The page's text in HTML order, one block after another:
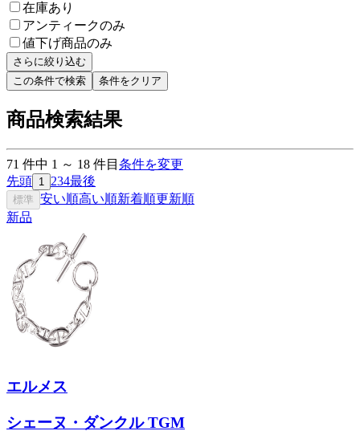
在庫あり
アンティークのみ
値下げ商品のみ
さらに絞り込む
この条件で検索
条件をクリア
商品検索結果
71 件中 1 ～ 18 件目 条件を変更
先頭 1 234最後
標準 安い順高い順新着順更新順
新品
エルメス
シェーヌ・ダンクル TGM